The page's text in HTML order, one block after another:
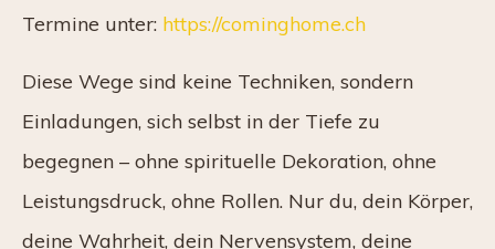
Termine unter: https://cominghome.ch
Diese Wege sind keine Techniken, sondern
Einladungen, sich selbst in der Tiefe zu
begegnen – ohne spirituelle Dekoration, ohne
Leistungsdruck, ohne Rollen. Nur du, dein Körper,
deine Wahrheit, dein Nervensystem, deine